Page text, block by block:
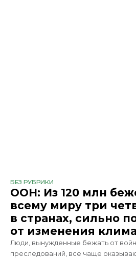
БЕЗ РУБРИКИ
ООН: Из 120 млн
всему миру три
в странах, сильно
от изменения
Люди, вынужденные бежать от
преследований, все чаще